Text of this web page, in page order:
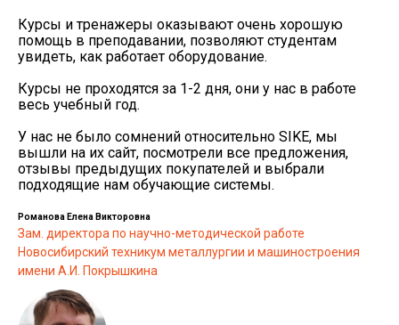
Курсы и тренажеры оказывают очень хорошую
помощь в преподавании, позволяют студентам
увидеть, как работает оборудование.
Курсы не проходятся за 1-2 дня, они у нас в работе
весь учебный год.
У нас не было сомнений относительно SIKE, мы
вышли на их сайт, посмотрели все предложения,
отзывы предыдущих покупателей и выбрали
подходящие нам обучающие системы.
Романова Елена Викторовна
Зам. директора по научно-методической работе
Новосибирский техникум металлургии и машиностроения
имени А.И. Покрышкина